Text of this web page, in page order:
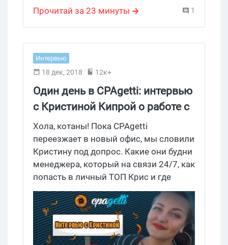
Прочитай за 23 минуты 1
Интервью
18 дек, 2018 12к+
Один день в CPAgetti: интервью
с Кристиной Кипрой о работе с
вебами и идеях для креативов
Хола, котаны! Пока CPAgetti
переезжает в новый офис, мы словили
Кристину под допрос. Какие они будни
менеджера, который на связи 24/7, как
попасть в личный ТОП Крис и где
брать вдохновение? Заходи почитать,
из какого теста сделаны спагетти!